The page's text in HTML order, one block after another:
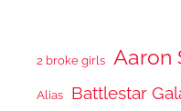
2 broke girls Aaron
Alias Battlestar